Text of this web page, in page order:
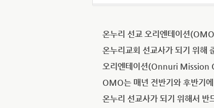
온누리 선교 오리엔테이션
온누리교회 선교사가 되기 위해
오리엔테이션(Onnuri Mission
OMO는 매년 전반기와 후반기
온누리 선교사가 되기 위해서 반